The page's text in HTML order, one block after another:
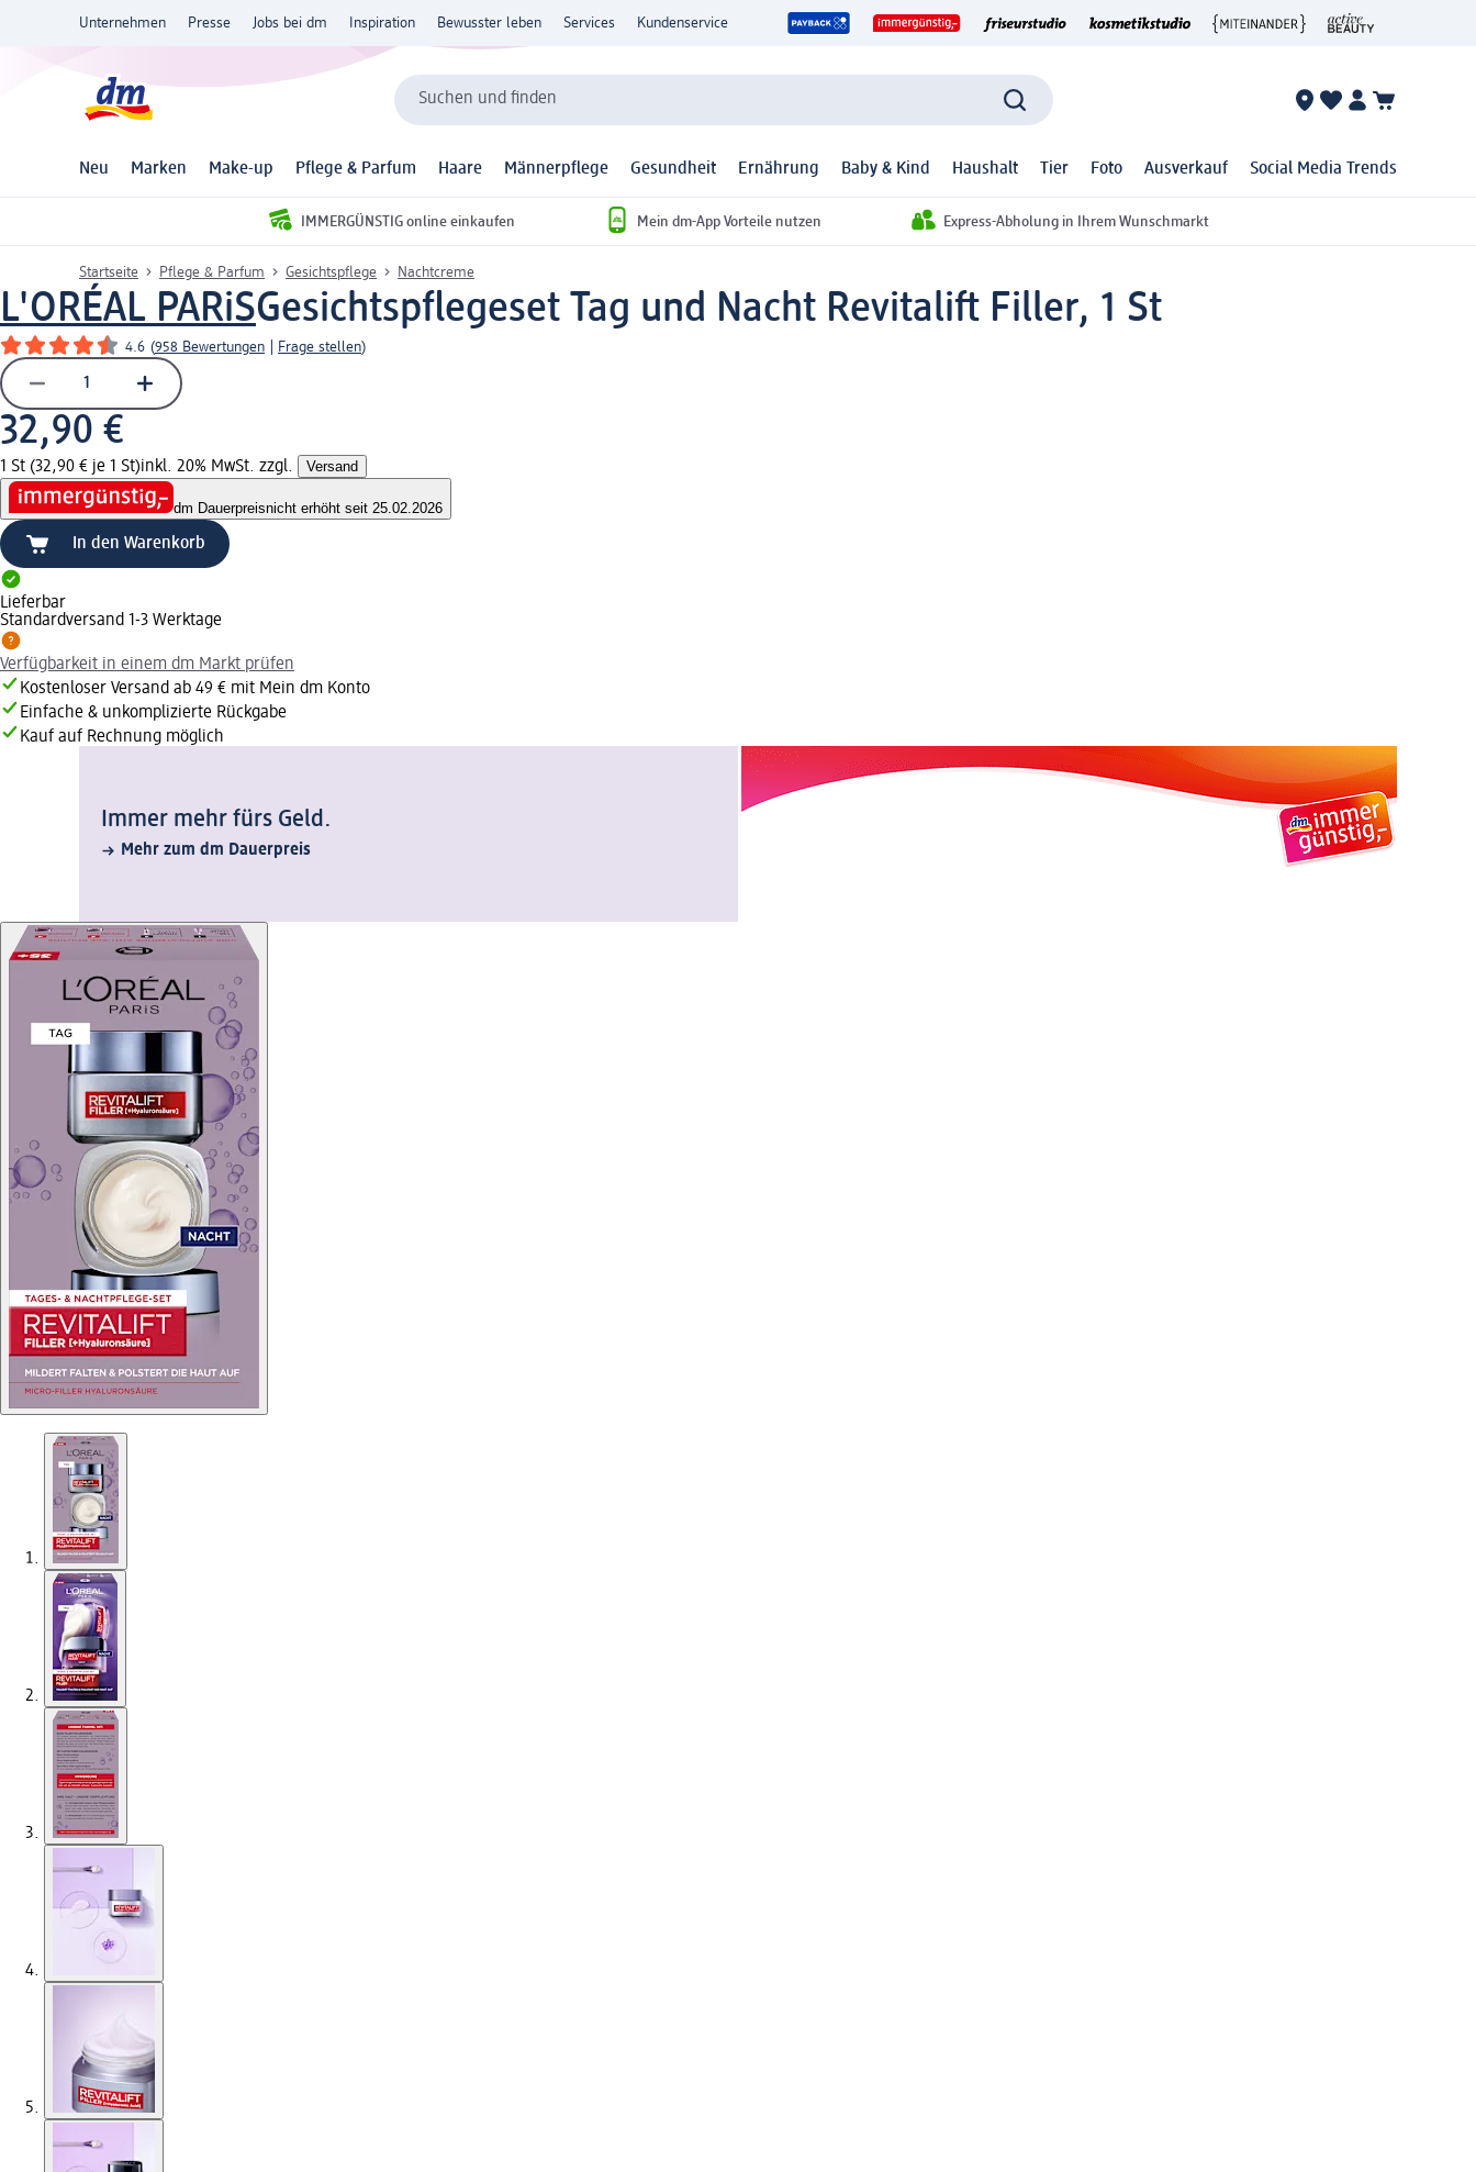
Unternehmen Presse Jobs bei dm Inspiration Bewusster leben Services Kundenservice
Suchen und finden
Neu Marken Make-up Pflege & Parfum Haare Männerpflege Gesundheit Ernährung Baby & Kind Haushalt Tier Foto Ausverkauf Social Media Trends
IMMERGÜNSTIG online einkaufen Mein dm-App Vorteile nutzen Express-Abholung in Ihrem Wunschmarkt
Startseite Pflege & Parfum Gesichtspflege Nachtcreme
L'ORÉAL PARiSGesichtspflegeset Tag und Nacht Revitalift Filler, 1 St
4.6 (958 Bewertungen Frage stellen)
32,90 €
1 St (32,90 € je 1 St)inkl. 20% MwSt. zzgl. Versand
dm Dauerpreisnicht erhöht seit 25.02.2026
In den Warenkorb
Lieferbar
Standardversand 1-3 Werktage
Verfügbarkeit in einem dm Markt prüfen
Kostenloser Versand ab 49 € mit Mein dm Konto
Einfache & unkomplizierte Rückgabe
Kauf auf Rechnung möglich
Immer mehr fürs Geld.
Mehr zum dm Dauerpreis